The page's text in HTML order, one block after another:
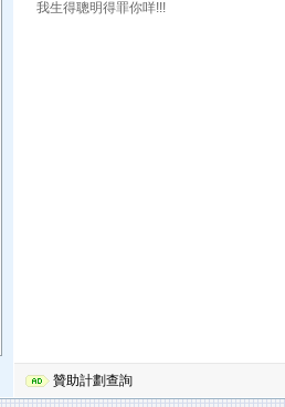
我生得聰明得罪你咩!!!
贊助計劃查詢